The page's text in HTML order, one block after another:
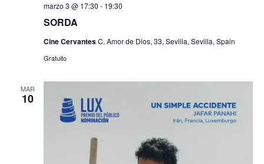
SORDA
marzo 3 @ 17:30 - 19:30
Cine CervantesC. Amor de Dios, 33, Sevilla, Sevilla, Spain
Gratuito
MAR
10